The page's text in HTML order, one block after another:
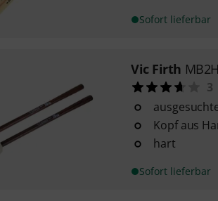
Sofort lieferbar
Vic Firth
3
Kopf aus
hart
Sofort lieferbar